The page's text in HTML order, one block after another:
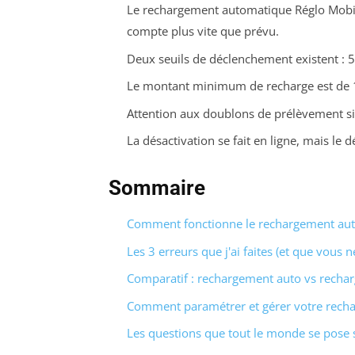
Le rechargement automatique Réglo
compte plus vite que prévu.
Deux seuils de déclenchement existent :
Le montant minimum de recharge est
Attention aux doublons de prélèvement
La désactivation se fait en ligne, mais le
Sommaire
Comment fonctionne le rechargement
Les 3 erreurs que j'ai faites (et que vous
Comparatif : rechargement auto vs
Comment paramétrer et gérer votre
Les questions que tout le monde se